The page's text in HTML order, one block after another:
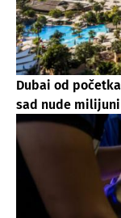
Dubai od
sad nude